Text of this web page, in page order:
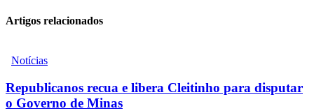
Artigos relacionados
Notícias
Republicanos recua e libera Cleitinho para disputar
o Governo de Minas